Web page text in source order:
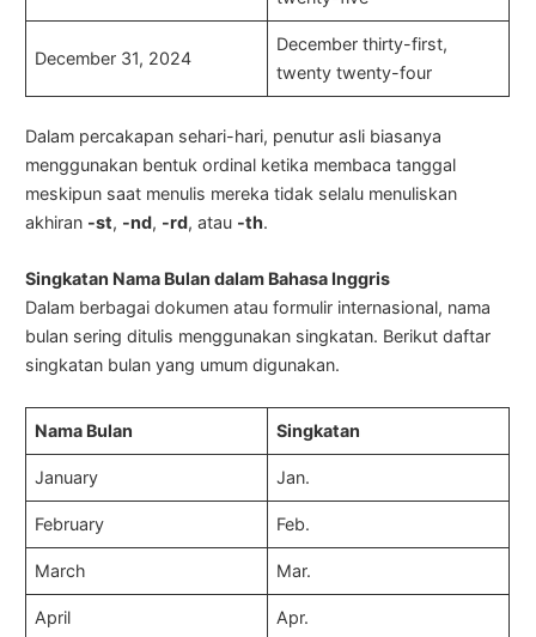
December 31, 2024
December thirty-first,
twenty twenty-four
Dalam percakapan sehari-hari, penutur asli biasanya
menggunakan bentuk ordinal ketika membaca tanggal
meskipun saat menulis mereka tidak selalu menuliskan
akhiran -st, -nd, -rd, atau -th.
Singkatan Nama Bulan dalam Bahasa Inggris
Dalam berbagai dokumen atau formulir internasional, nama
bulan sering ditulis menggunakan singkatan. Berikut daftar
singkatan bulan yang umum digunakan.
Nama Bulan Singkatan
January Jan.
February Feb.
March Mar.
April Apr.